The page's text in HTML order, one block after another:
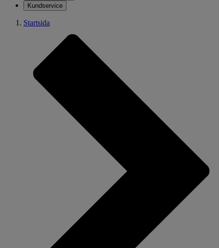
Kundservice
Startsida